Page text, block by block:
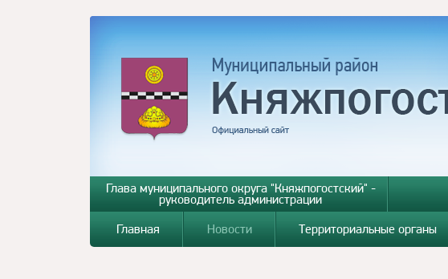
Глава муниципального округа "Княжпогостский" -
руководитель администрации
Главная Новости Территориальные органы